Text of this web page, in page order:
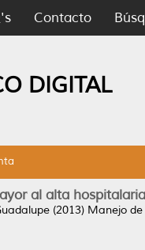
Contacto
DIGITAL
al alta
(2013) Manejo